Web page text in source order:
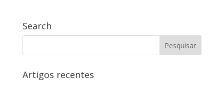
Search
Artigos recentes